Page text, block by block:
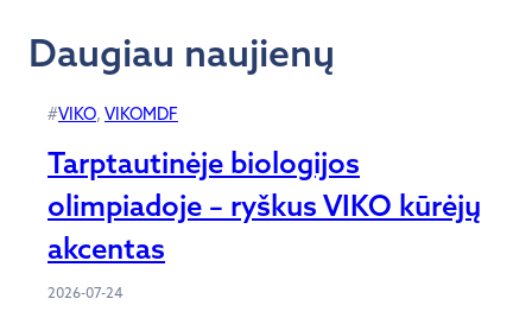
Daugiau naujienų
#VIKO, VIKOMDF
Tarptautinėje biologijos
olimpiadoje – ryškus VIKO kūrėjų
akcentas
2026-07-24